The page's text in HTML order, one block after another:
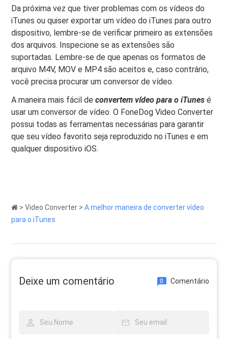
Da próxima vez que tiver problemas com os vídeos do
iTunes ou quiser exportar um vídeo do iTunes para outro
dispositivo, lembre-se de verificar primeiro as extensões
dos arquivos. Inspecione se as extensões são
suportadas. Lembre-se de que apenas os formatos de
arquivo M4V, MOV e MP4 são aceitos e, caso contrário,
você precisa procurar um conversor de vídeo.
A maneira mais fácil deconvertem vídeo para o iTunes é
usar um conversor de vídeo. O FoneDog Video Converter
possui todas as ferramentas necessárias para garantir
que seu vídeo favorito seja reproduzido no iTunes e em
qualquer dispositivo iOS.
>Video Converter >A melhor maneira de converter vídeo
para o iTunes
Deixe um comentário 0 Comentário